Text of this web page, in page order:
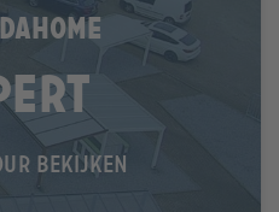
BEKIJKEN